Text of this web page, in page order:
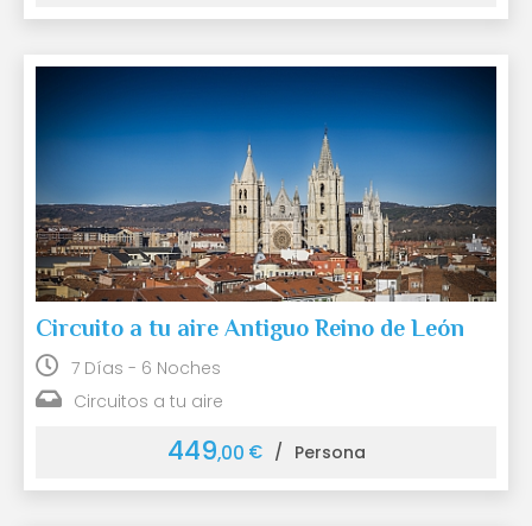
Circuito a tu aire Antiguo Reino de León
7 Días - 6 Noches
Circuitos a tu aire
449,00 € / Persona